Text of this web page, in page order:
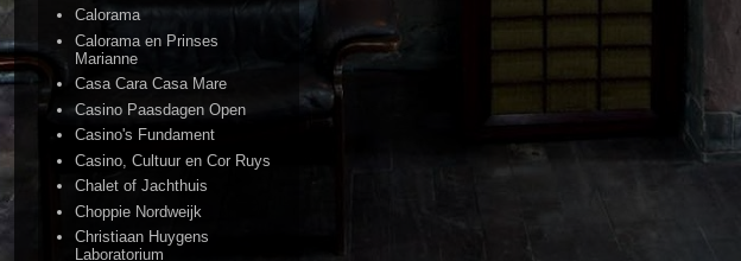
Calorama
Calorama en Prinses
Marianne
Casa Cara Casa Mare
Casino Paasdagen Open
Casino's Fundament
Casino, Cultuur en Cor Ruys
Chalet of Jachthuis
Choppie Nordweijk
Christiaan Huygens
Laboratorium